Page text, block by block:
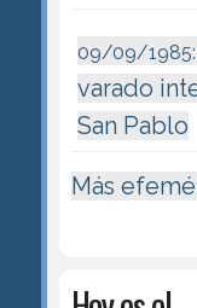
09/09/1985:
varado
San Pablo
Más